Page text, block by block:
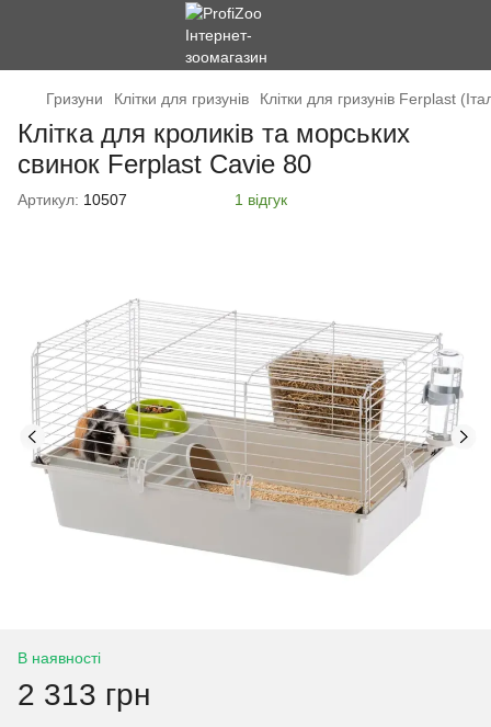
Гризуни Клітки для гризунів Клітки для гризунів Ferplast
Клітка для кроликів та морських
свинок Ferplast Cavie 80
Артикул: 10507 1 відгук
В наявності
2 313 грн